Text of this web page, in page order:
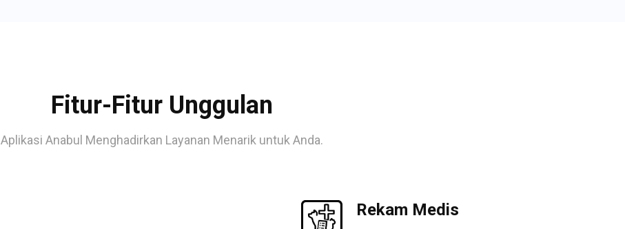
Fitur-Fitur Unggulan
Aplikasi Anabul Menghadirkan Layanan Menarik untuk Anda.
Rekam Medis